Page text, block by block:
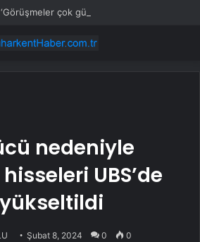
çok güzel…’
nedeniyle
UBS’de
yükseltildi
Şubat 8, 2024 0 0